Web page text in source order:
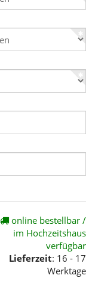
online bestellbar /
im Hochzeitshaus
verfügbar
Lieferzeit: 16 - 17
Werktage